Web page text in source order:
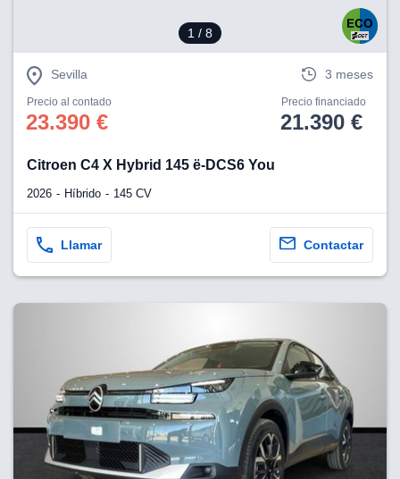
1 / 8
Sevilla 3 meses
Precio al contado
23.390 €
Precio financiado
21.390 €
Citroen C4 X Hybrid 145 ë-DCS6 You
2026 Híbrido 145 CV
Llamar Contactar